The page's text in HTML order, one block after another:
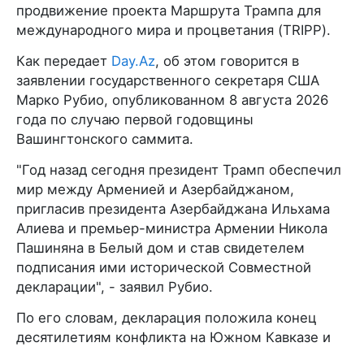
продвижение проекта Маршрута Трампа для
международного мира и процветания (TRIPP).
Как передает Day.Az, об этом говорится в
заявлении государственного секретаря США
Марко Рубио, опубликованном 8 августа 2026
года по случаю первой годовщины
Вашингтонского саммита.
"Год назад сегодня президент Трамп обеспечил
мир между Арменией и Азербайджаном,
пригласив президента Азербайджана Ильхама
Алиева и премьер-министра Армении Никола
Пашиняна в Белый дом и став свидетелем
подписания ими исторической Совместной
декларации", - заявил Рубио.
По его словам, декларация положила конец
десятилетиям конфликта на Южном Кавказе и